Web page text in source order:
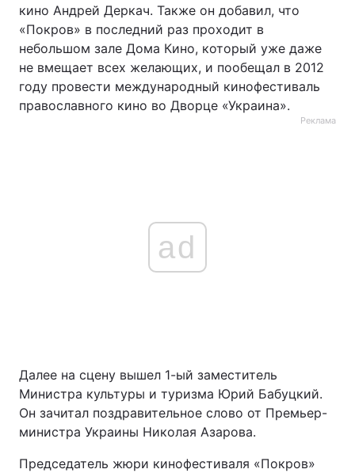
кино Андрей Деркач. Также он добавил, что
«Покров» в последний раз проходит в
небольшом зале Дома Кино, который уже даже
не вмещает всех желающих, и пообещал в 2012
году провести международный кинофестиваль
православного кино во Дворце «Украина».
Реклама
ad
Далее на сцену вышел 1-ый заместитель
Министра культуры и туризма Юрий Бабуцкий.
Он зачитал поздравительное слово от Премьер-
министра Украины Николая Азарова.
Председатель жюри кинофестиваля «Покров»